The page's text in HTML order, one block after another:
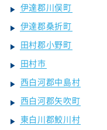
伊達郡川俣町
伊達郡桑折町
田村郡小野町
田村市
西白河郡中島村
西白河郡矢吹町
東白川郡鮫川村